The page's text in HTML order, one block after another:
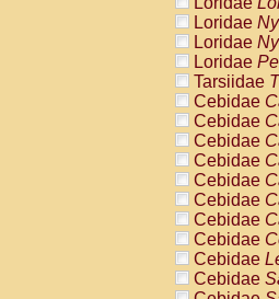
Loridae
Loridae
Loridae
Tarsiidae
Cebidae
Cebidae
Cebidae
Cebidae
Cebidae
Cebidae
Cebidae
Cebidae
Cebidae
Cebidae